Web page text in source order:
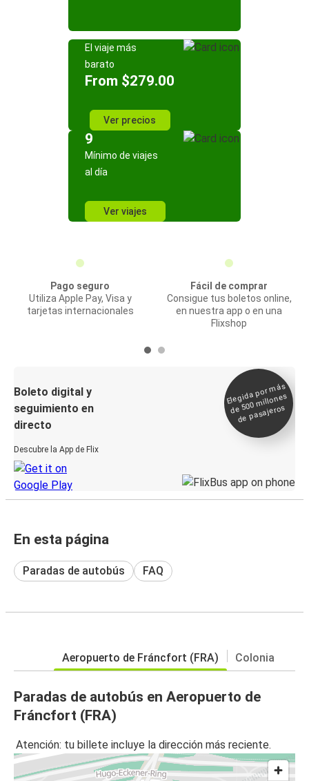
El viaje más
barato
From $279.00
Ver precios
9
Mínimo de viajes
al día
Ver viajes
Pago seguro
Utiliza Apple Pay, Visa y
tarjetas internacionales
Fácil de comprar
Consigue tus boletos online,
en nuestra app o en una
Flixshop
Boleto digital y
seguimiento en
directo
Descubre la App de Flix
Elegida por
más
de 500
millones
de pasajeros
En esta página
Paradas de autobús FAQ
Aeropuerto de Fráncfort (FRA) Colonia
Paradas de autobús en Aeropuerto de
Fráncfort (FRA)
Atención: tu billete incluye la dirección más reciente.